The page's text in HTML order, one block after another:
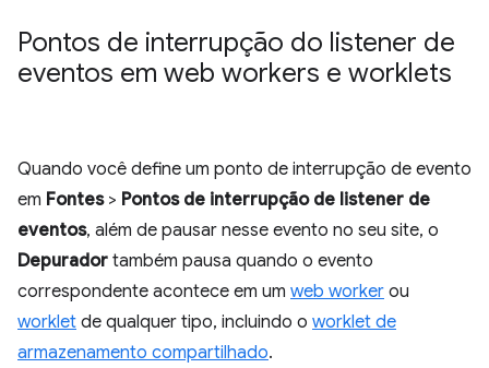
Pontos de interrupção do listener de
eventos em web workers e worklets
Quando você define um ponto de interrupção de evento
em Fontes> Pontos de interrupção de listener de
eventos, além de pausar nesse evento no seu site, o
Depurador também pausa quando o evento
correspondente acontece em um web worker ou
worklet de qualquer tipo, incluindo o worklet de
armazenamento compartilhado.